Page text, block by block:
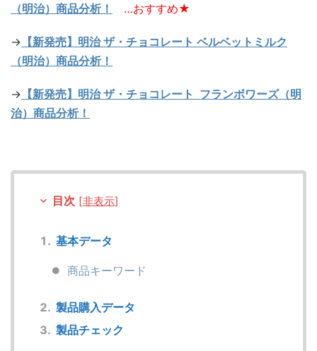
（明治）商品分析！
…おすすめ★
→ 【新発売】明治 ザ・チョコレート ベルベットミルク
（明治）商品分析！
→ 【新発売】明治 ザ・チョコレート フランボワーズ（明
治）商品分析！
目次 [非表示]
基本データ
商品キーワード
製品購入データ
製品チェック